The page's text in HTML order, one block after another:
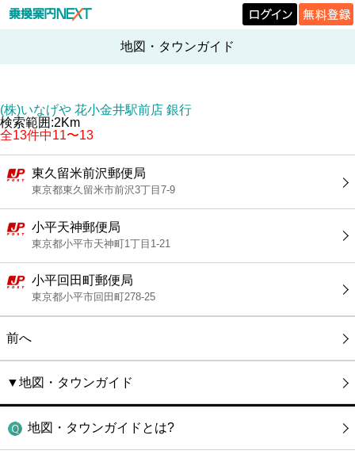
地図・タウンガイド
(株)いなげや 花小金井駅前店 銀行
検索範囲:2Km
全13件中11〜13
東久留米前沢郵便局
東京都東久留米市前沢3丁目7-9
小平天神郵便局
東京都小平市天神町1丁目1-21
小平回田町郵便局
東京都小平市回田町278-25
前へ
▼地図・タウンガイド
地図・タウンガイドとは?